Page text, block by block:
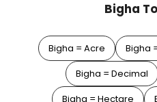
Bigha
Bigha = Acre Bigha
Bigha = Decimal
Bigha = Hectare